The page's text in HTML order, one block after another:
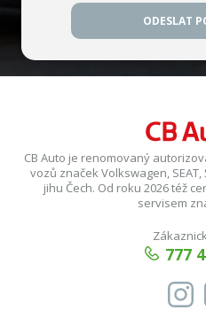
ODESLAT
CB Auto je renomovaný
vozů značek Volkswagen, SEAT,
jihu Čech. Od roku 2026 též
servisem
777